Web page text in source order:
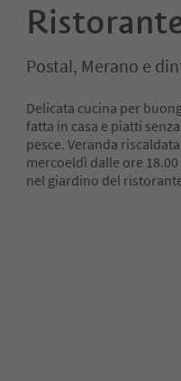
Postal, Merano e
Delicata cucina per
fatta in casa e piatti
pesce. Veranda
mercoeldì dalle ore
nel giardino del